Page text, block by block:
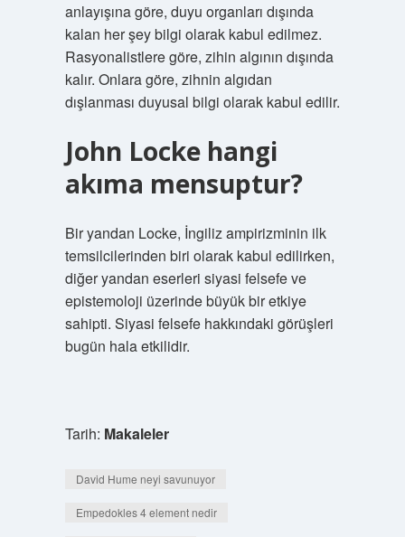
anlayışına göre, duyu organları dışında
kalan her şey bilgi olarak kabul edilmez.
Rasyonalistlere göre, zihin algının dışında
kalır. Onlara göre, zihnin algıdan
dışlanması duyusal bilgi olarak kabul edilir.
John Locke hangi
akıma mensuptur?
Bir yandan Locke, İngiliz ampirizminin ilk
temsilcilerinden biri olarak kabul edilirken,
diğer yandan eserleri siyasi felsefe ve
epistemoloji üzerinde büyük bir etkiye
sahipti. Siyasi felsefe hakkındaki görüşleri
bugün hala etkilidir.
Tarih: Makaleler
David Hume neyi savunuyor
Empedokles 4 element nedir